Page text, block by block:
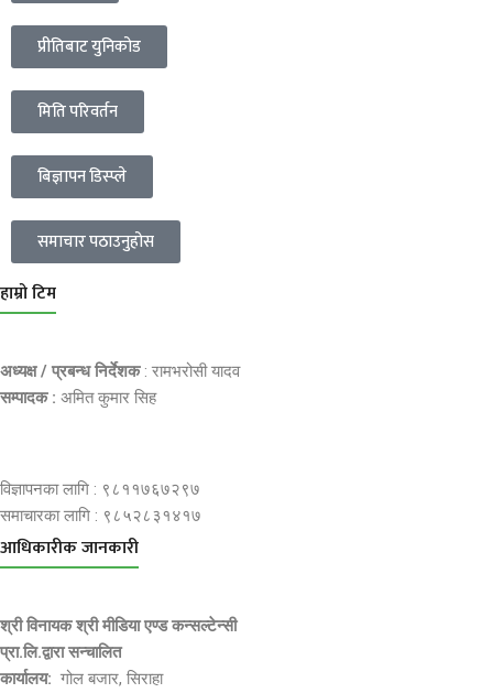
प्रीतिबाट युनिकोड
मिति परिवर्तन
बिज्ञापन डिस्प्ले
समाचार पठाउनुहोस
हाम्रो टिम
अध्यक्ष / प्रबन्ध निर्देशक: रामभरोसी यादव
सम्पादक : अमित कुमार सिह
विज्ञापनका लागि : ९८११७६७२९७
समाचारका लागि : ९८५२८३१४१७
आधिकारीक जानकारी
श्री विनायक श्री मीडिया एण्ड कन्सल्टेन्सी
प्रा.लि.द्वारा सन्चालित
कार्यालय: गोल बजार, सिराहा